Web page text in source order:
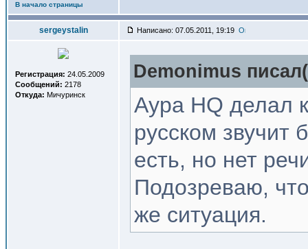
В начало страницы
sergeystalin Написано: 07.05.2011, 19:19
Регистрация: 24.05.2009
Сообщений: 2178
Откуда: Мичуринск
Demonimus
Аура HQ делал
русском
есть, но нет
Подозреваю,
же ситуация.